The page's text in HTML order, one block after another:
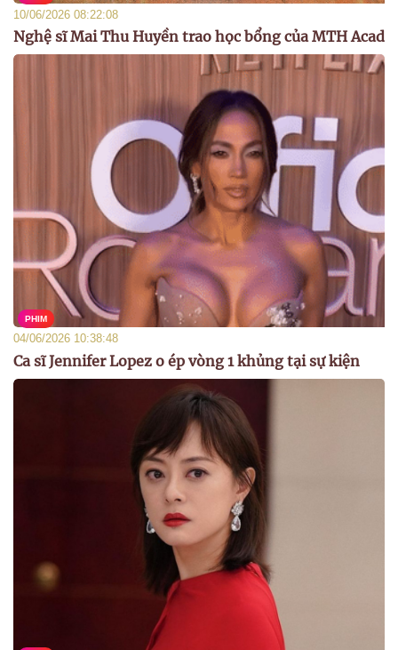
10/06/2026 08:22:08
Nghệ sĩ Mai Thu Huyền trao học bổng của MTH
PHIM
04/06/2026 10:38:48
Ca sĩ Jennifer Lopez o ép vòng 1 khủng tại sự kiện